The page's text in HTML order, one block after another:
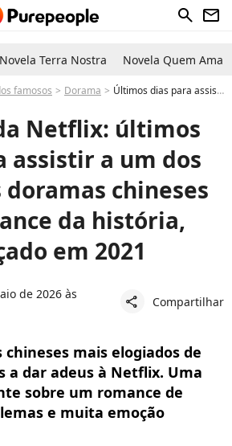
search newsletter
Novela Terra Nostra Novela Quem Ama
famosos Dorama Últimos dias para assistir na Netflix: um dos doramas de romance mais lindos e da China, lançado em 2021
Netflix: últimos
assistir a um dos
chineses
da história,
em 2021
de 2026 às
share Compartilhar
mais elogiados de
a dar adeus à Netflix. Uma
sobre um romance de
e muita emoção